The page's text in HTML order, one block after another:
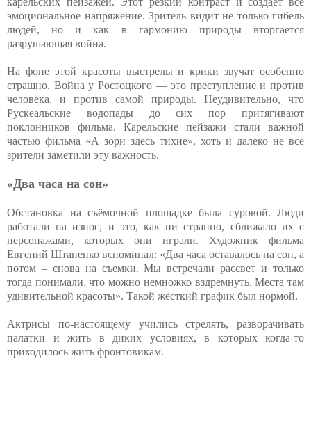
эмоциональное напряжение. Зритель видит не только гибель
людей, но и как в гармонию природы вторгается
разрушающая война.
На фоне этой красоты выстрелы и крики звучат особенно
страшно. Война у Ростоцкого — это преступление и против
человека, и против самой природы. Неудивительно, что
Рускеальские водопады до сих пор притягивают
поклонников фильма. Карельские пейзажи стали важной
частью фильма «А зори здесь тихие», хоть и далеко не все
зрители заметили эту важность.
«Два часа на сон»
Обстановка на съёмочной площадке была суровой. Люди
работали на износ, и это, как ни странно, сближало их с
персонажами, которых они играли. Художник фильма
Евгений Штапенко вспоминал: «Два часа оставалось на сон, а
потом – снова на съемки. Мы встречали рассвет и только
тогда понимали, что можно немножко вздремнуть. Места там
удивительной красоты». Такой жёсткий график был нормой.
Актрисы по-настоящему учились стрелять, разворачивать
палатки и жить в диких условиях, в которых когда-то
приходилось жить фронтовикам.